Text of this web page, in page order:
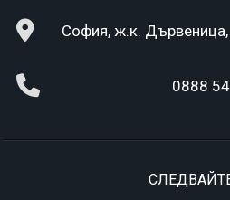
София, ж.к. Дървеница,
0888